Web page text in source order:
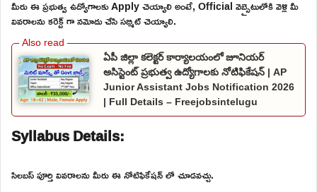
మీరు ఈ ప్రభుత్వ ఉద్యోగాలకు Apply చెయ్యాలి అంటే, Official వెబ్సైటులోకి వెళ్లి మీ
వివరాలను కరెక్ట్ గా నమోదు చేసి సబ్మిట్ చెయ్యాలి.
ఏపీ జిల్లా కలెక్టర్ కార్యాలయంలో జూనియర్
అసిస్టెంట్ ప్రభుత్వ ఉద్యోగాలకు నోటిఫికేషన్ | AP
Junior Assistant Jobs Notification 2026
| Full Details – Freejobsintelugu
Syllabus Details:
సిలబస్ పూర్తి వివరాలను మీరు ఈ నోటిఫికేషన్ లో చూడవచ్చు.